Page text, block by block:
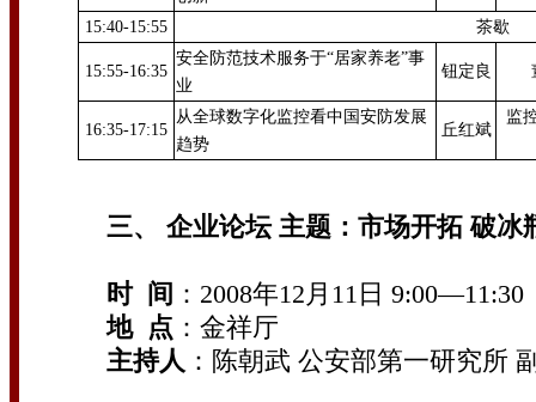
15:40-15:55 茶歇
15:55-16:35
安全防范技术服务于“居家养老”事
业
钮定良
16:35-17:15
从全球数字化监控看中国安防发展
趋势
丘红斌
监
三、 企业论坛 主题：市场开拓 破冰
时 间 ：2008年12月11日 9:00—11:30
地 点 ：金祥厅
主持人 ：陈朝武 公安部第一研究所